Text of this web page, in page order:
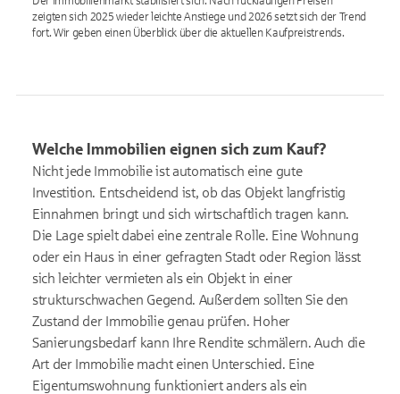
zeigten sich 2025 wieder leichte Anstiege und 2026 setzt sich der Trend
fort. Wir geben einen Überblick über die aktuellen Kaufpreistrends.
Welche Immobilien eignen sich zum Kauf?
Nicht jede Immobilie ist automatisch eine gute
Investition. Entscheidend ist, ob das Objekt langfristig
Einnahmen bringt und sich wirtschaftlich tragen kann.
Die Lage spielt dabei eine zentrale Rolle. Eine Wohnung
oder ein Haus in einer gefragten Stadt oder Region lässt
sich leichter vermieten als ein Objekt in einer
strukturschwachen Gegend. Außerdem sollten Sie den
Zustand der Immobilie genau prüfen. Hoher
Sanierungsbedarf kann Ihre Rendite schmälern. Auch die
Art der Immobilie macht einen Unterschied. Eine
Eigentumswohnung funktioniert anders als ein